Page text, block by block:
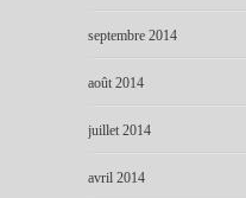
septembre 2014
août 2014
juillet 2014
avril 2014